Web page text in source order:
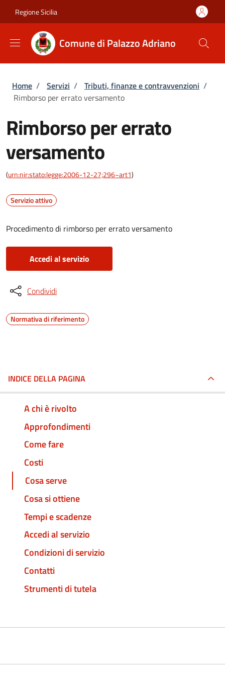
Regione Sicilia
Comune di Palazzo Adriano
Briciole di pane
Home / Servizi / Tributi, finanze e contravvenzioni /
Rimborso per errato versamento
Rimborso per errato
versamento
(urn:nir:stato:legge:2006-12-27;296~art1)
Servizio attivo
Procedimento di rimborso per errato versamento
Accedi al servizio
Condividi
Normativa di riferimento
INDICE DELLA PAGINA
A chi è rivolto
Approfondimenti
Come fare
Costi
Cosa serve
Cosa si ottiene
Tempi e scadenze
Accedi al servizio
Condizioni di servizio
Contatti
Strumenti di tutela